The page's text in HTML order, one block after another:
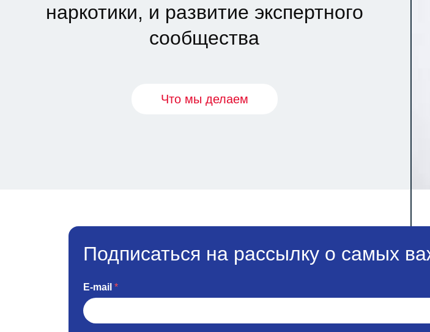
наркотики, и развитие экспертного
сообщества
Что мы делаем
Подписаться на рассылку о самых
E-mail